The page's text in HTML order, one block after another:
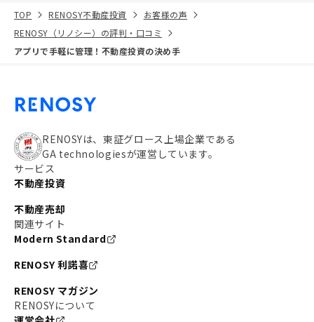
TOP RENOSY不動産投資
お客様の声
RENOSY（リノシー）の評判・口コミ
アプリで手軽に管理！不動産投資の決め手
RENOSYは、東証グロース上場企業である
GA technologiesが運営しています。
サービス
不動産投資
不動産売却
関連サイト
Modern Standard
RENOSY 利諾喜
RENOSY マガジン
RENOSYについて